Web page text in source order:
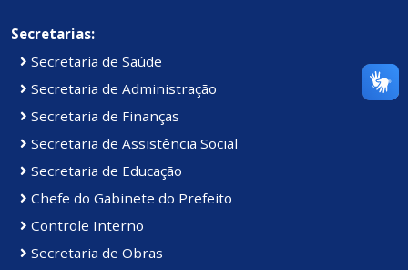
Secretarias:
Secretaria de Saúde
Secretaria de Administração
Secretaria de Finanças
Secretaria de Assistência Social
Secretaria de Educação
Chefe do Gabinete do Prefeito
Controle Interno
Secretaria de Obras